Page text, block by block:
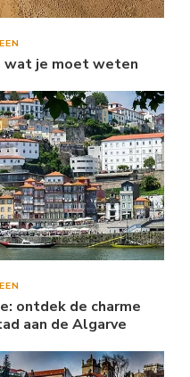
wat je moet weten
ontdek de charme
aan de Algarve